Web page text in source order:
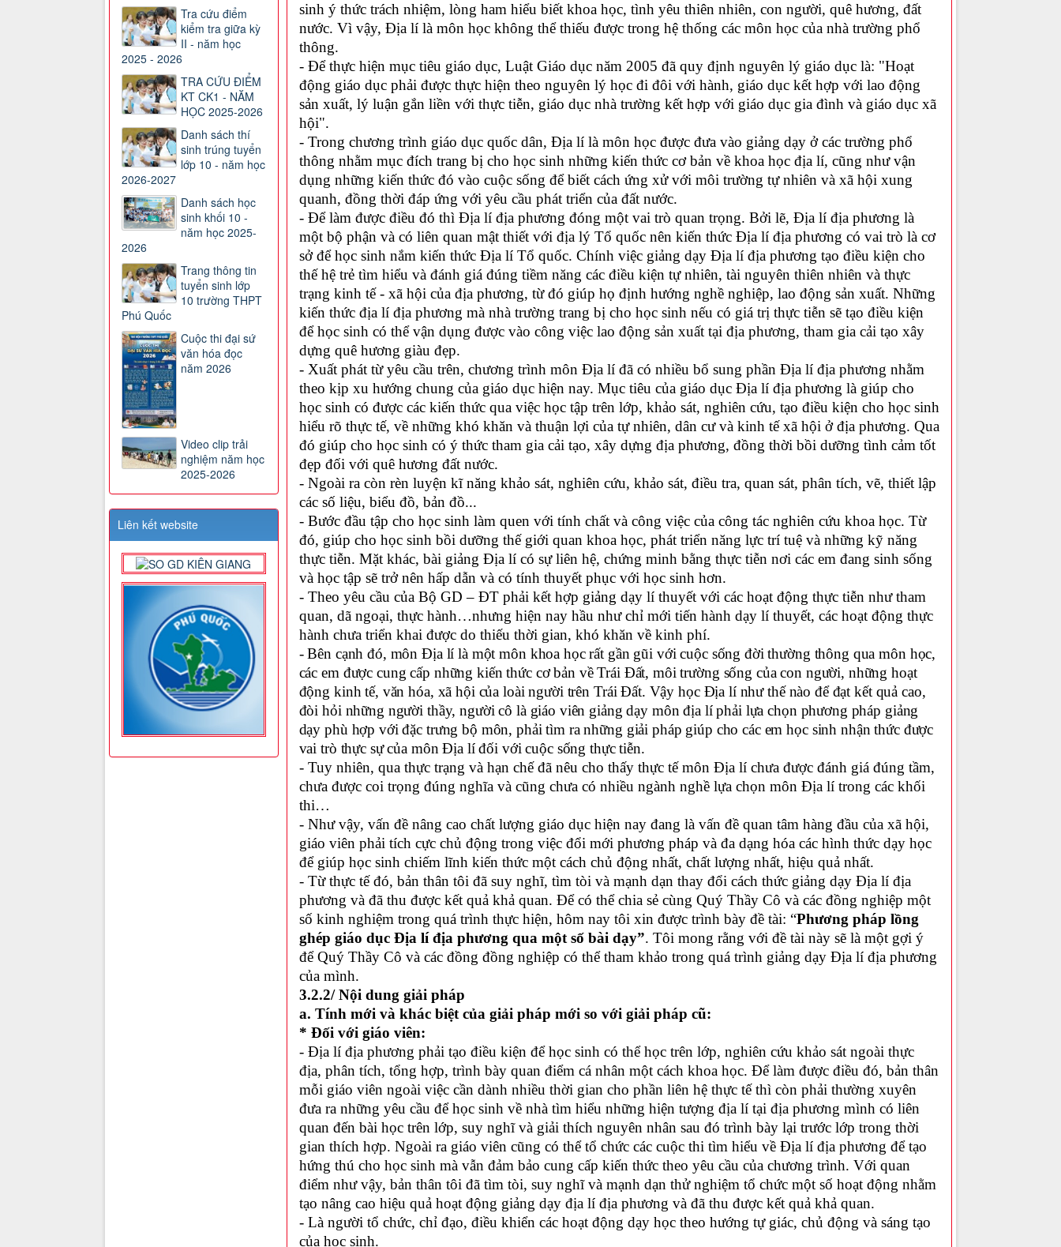
sinh ý thức trách nhiệm, lòng ham hiểu biết khoa học, tình yêu thiên nhiên, con người, quê hương, đất
nước. Vì vậy, Địa lí là môn học không thể thiếu được trong hệ thống các môn học của nhà trường phổ
thông.
- Để thực hiện mục tiêu giáo dục, Luật Giáo dục năm 2005 đã quy định nguyên lý giáo dục là: "Hoạt
động giáo dục phải được thực hiện theo nguyên lý học đi đôi với hành, giáo dục kết hợp với lao động
sản xuất, lý luận gắn liền với thực tiễn, giáo dục nhà trường kết hợp với giáo dục gia đình và giáo dục xã
hội".
- Trong chương trình giáo dục quốc dân, Địa lí là môn học được đưa vào giảng dạy ở các trường phổ
thông nhằm mục đích trang bị cho học sinh những kiến thức cơ bản về khoa học địa lí, cũng như vận
dụng những kiến thức đó vào cuộc sống để biết cách ứng xử với môi trường tự nhiên và xã hội xung
quanh, đồng thời đáp ứng với yêu cầu phát triển của đất nước.
- Để làm được điều đó thì Địa lí địa phương đóng một vai trò quan trọng. Bởi lẽ, Địa lí địa phương là
một bộ phận và có liên quan mật thiết với địa lý Tổ quốc nên kiến thức Địa lí địa phương có vai trò là cơ
sở để học sinh nắm kiến thức Địa lí Tổ quốc. Chính việc giảng dạy Địa lí địa phương tạo điều kiện cho
thế hệ trẻ tìm hiểu và đánh giá đúng tiềm năng các điều kiện tự nhiên, tài nguyên thiên nhiên và thực
trạng kinh tế - xã hội của địa phương, từ đó giúp họ định hướng nghề nghiệp, lao động sản xuất. Những
kiến thức địa lí địa phương mà nhà trường trang bị cho học sinh nếu có giá trị thực tiễn sẽ tạo điều kiện
để học sinh có thể vận dụng được vào công việc lao động sản xuất tại địa phương, tham gia cải tạo xây
dựng quê hương giàu đẹp.
- Xuất phát từ yêu cầu trên, chương trình môn Địa lí đã có nhiều bổ sung phần Địa lí địa phương nhằm
theo kịp xu hướng chung của giáo dục hiện nay. Mục tiêu của giáo dục Địa lí địa phương là giúp cho
học sinh có được các kiến thức qua việc học tập trên lớp, khảo sát, nghiên cứu, tạo điều kiện cho học sinh
hiểu rõ thực tế, về những khó khăn và thuận lợi của tự nhiên, dân cư và kinh tế xã hội ở địa phương. Qua
đó giúp cho học sinh có ý thức tham gia cải tạo, xây dựng địa phương, đồng thời bồi dưỡng tình cảm tốt
đẹp đối với quê hương đất nước.
- Ngoài ra còn rèn luyện kĩ năng khảo sát, nghiên cứu, khảo sát, điều tra, quan sát, phân tích, vẽ, thiết lập
các số liệu, biểu đồ, bản đồ...
- Bước đầu tập cho học sinh làm quen với tính chất và công việc của công tác nghiên cứu khoa học. Từ
đó, giúp cho học sinh bồi dưỡng thế giới quan khoa học, phát triển năng lực trí tuệ và những kỹ năng
thực tiễn. Mặt khác, bài giảng Địa lí có sự liên hệ, chứng minh bằng thực tiễn nơi các em đang sinh sống
và học tập sẽ trở nên hấp dẫn và có tính thuyết phục với học sinh hơn.
- Theo yêu cầu của Bộ GD – ĐT phải kết hợp giảng dạy lí thuyết với các hoạt động thực tiễn như tham
quan, dã ngoại, thực hành…nhưng hiện nay hầu như chỉ mới tiến hành dạy lí thuyết, các hoạt động thực
hành chưa triển khai được do thiếu thời gian, khó khăn về kinh phí.
- Bên cạnh đó, môn Địa lí là một môn khoa học rất gần gũi với cuộc sống đời thường thông qua môn học,
các em được cung cấp những kiến thức cơ bản về Trái Đất, môi trường sống của con người, những hoạt
động kinh tế, văn hóa, xã hội của loài người trên Trái Đất. Vậy học Địa lí như thế nào để đạt kết quả cao,
đòi hỏi những người thầy, người cô là giáo viên giảng dạy môn địa lí phải lựa chọn phương pháp giảng
dạy phù hợp với đặc trưng bộ môn, phải tìm ra những giải pháp giúp cho các em học sinh nhận thức được
vai trò thực sự của môn Địa lí đối với cuộc sống thực tiễn.
- Tuy nhiên, qua thực trạng và hạn chế đã nêu cho thấy thực tế môn Địa lí chưa được đánh giá đúng tầm,
chưa được coi trọng đúng nghĩa và cũng chưa có nhiều ngành nghề lựa chọn môn Địa lí trong các khối
thi…
- Như vậy, vấn đề nâng cao chất lượng giáo dục hiện nay đang là vấn đề quan tâm hàng đầu của xã hội,
giáo viên phải tích cực chủ động trong việc đổi mới phương pháp và đa dạng hóa các hình thức dạy học
để giúp học sinh chiếm lĩnh kiến thức một cách chủ động nhất, chất lượng nhất, hiệu quả nhất.
- Từ thực tế đó, bản thân tôi đã suy nghĩ, tìm tòi và mạnh dạn thay đổi cách thức giảng dạy Địa lí địa
phương và đã thu được kết quả khả quan. Để có thể chia sẻ cùng Quý Thầy Cô và các đồng nghiệp một
số kinh nghiệm trong quá trình thực hiện, hôm nay tôi xin được trình bày đề tài: “Phương pháp lồng
ghép giáo dục Địa lí địa phương qua một số bài dạy”. Tôi mong rằng với đề tài này sẽ là một gợi ý
để Quý Thầy Cô và các đồng đồng nghiệp có thể tham khảo trong quá trình giảng dạy Địa lí địa phương
của mình.
3.2.2/ Nội dung giải pháp
a. Tính mới và khác biệt của giải pháp mới so với giải pháp cũ:
* Đối với giáo viên:
- Địa lí địa phương phải tạo điều kiện để học sinh có thể học trên lớp, nghiên cứu khảo sát ngoài thực
địa, phân tích, tổng hợp, trình bày quan điểm cá nhân một cách khoa học. Để làm được điều đó, bản thân
mỗi giáo viên ngoài việc cần dành nhiều thời gian cho phần liên hệ thực tế thì còn phải thường xuyên
đưa ra những yêu cầu để học sinh về nhà tìm hiểu những hiện tượng địa lí tại địa phương mình có liên
quan đến bài học trên lớp, suy nghĩ và giải thích nguyên nhân sau đó trình bày lại trước lớp trong thời
gian thích hợp. Ngoài ra giáo viên cũng có thể tổ chức các cuộc thi tìm hiểu về Địa lí địa phương để tạo
hứng thú cho học sinh mà vẫn đảm bảo cung cấp kiến thức theo yêu cầu của chương trình. Với quan
điểm như vậy, bản thân tôi đã tìm tòi, suy nghĩ và mạnh dạn thử nghiệm tổ chức một số hoạt động nhằm
tạo nâng cao hiệu quả hoạt động giảng dạy địa lí địa phương và đã thu được kết quả khả quan.
- Là người tổ chức, chỉ đạo, điều khiển các hoạt động dạy học theo hướng tự giác, chủ động và sáng tạo
của học sinh.
Tra cứu điểm
kiểm tra giữa kỳ
II - năm học
2025 - 2026
TRA CỨU ĐIỂM
KT CK1 - NĂM
HỌC 2025-2026
Danh sách thí
sinh trúng tuyển
lớp 10 - năm học
2026-2027
Danh sách học
sinh khối 10 -
năm học 2025-
2026
Trang thông tin
tuyển sinh lớp
10 trường THPT
Phú Quốc
Cuộc thi đại sứ
văn hóa đọc
năm 2026
Video clip trải
nghiệm năm học
2025-2026
Liên kết website